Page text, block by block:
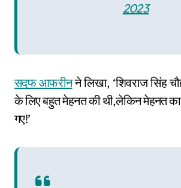
2023
सदफ आफरीनने लिखा, ‘शिवराज सिंह
के लिए बहुत मेहनत की थी,लेकिन मेहनत
गए!’